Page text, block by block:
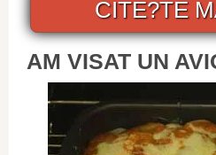
CITE?TE
AM VISAT UN